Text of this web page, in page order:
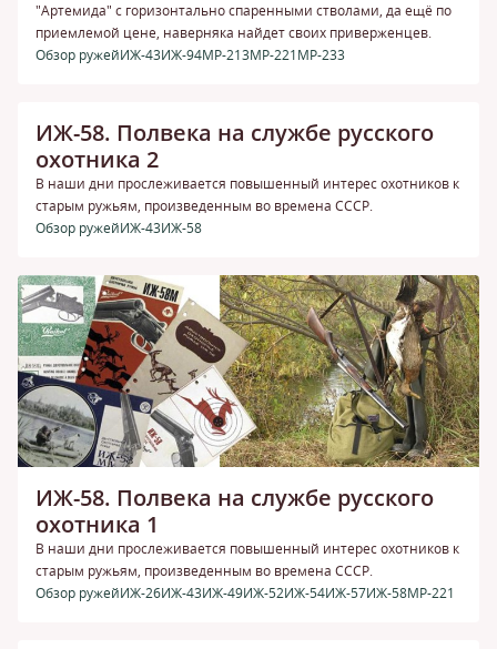
"Артемида" с горизонтально спаренными стволами, да ещё по
приемлемой цене, наверняка найдет своих приверженцев.
Обзор ружейИЖ-43ИЖ-94МР-213МР-221МР-233
ИЖ-58. Полвека на службе русского
охотника 2
В наши дни прослеживается повышенный интерес охотников к
старым ружьям, произведенным во времена СССР.
Обзор ружейИЖ-43ИЖ-58
ИЖ-58. Полвека на службе русского
охотника 1
В наши дни прослеживается повышенный интерес охотников к
старым ружьям, произведенным во времена СССР.
Обзор ружейИЖ-26ИЖ-43ИЖ-49ИЖ-52ИЖ-54ИЖ-57ИЖ-58МР-221